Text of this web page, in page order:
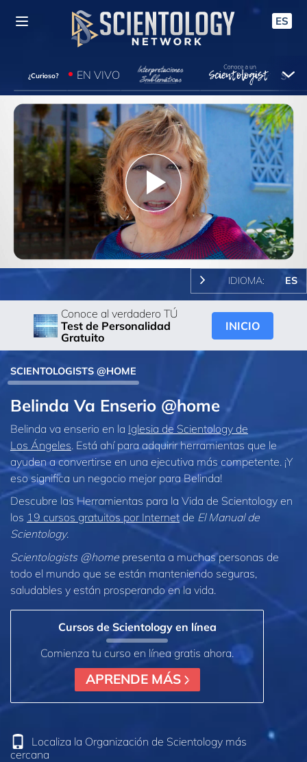
ES
¿Curioso? EN VIVO
Play
Video
IDIOMA: ES
Conoce al verdadero TÚ
Test de Personalidad
Gratuito
INICIO
SCIENTOLOGISTS @HOME
Belinda Va Enserio @home
Belinda va enserio en la Iglesia de Scientology de
Los Ángeles. Está ahí para adquirir herramientas que le
ayuden a convertirse en una ejecutiva más competente. ¡Y
eso significa un negocio mejor para Belinda!
Descubre las Herramientas para la Vida de Scientology en
los 19 cursos gratuitos por Internet de El Manual de
Scientology.
Scientologists @home presenta a muchas personas de
todo el mundo que se están manteniendo seguras,
saludables y están prosperando en la vida.
Cursos de Scientology en línea
Comienza tu curso en línea gratis ahora.
APRENDE MÁS
Localiza la Organización de Scientology más
cercana